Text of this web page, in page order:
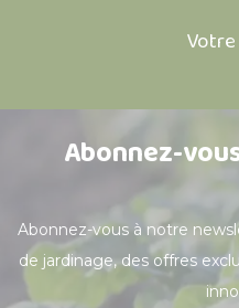
Abonnez-
Abonnez-vous à notre
de jardinage, des offres